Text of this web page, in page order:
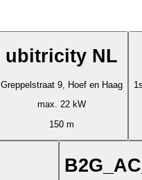
ubitricity NL
Greppelstraat 9, Hoef en Haag
max. 22 kW
150 m